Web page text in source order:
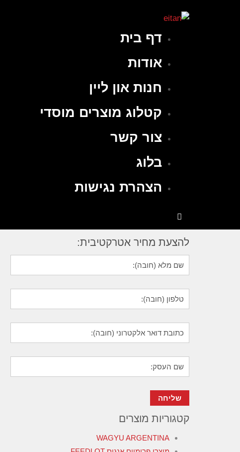
דף בית
אודות
חנות און ליין
קטלוג מוצרים מוסדי
צור קשר
בלוג
הצהרת נגישות
להצעת מחיר אטרקטיבית:
קטגוריות מוצרים
WAGYU ARGENTINA